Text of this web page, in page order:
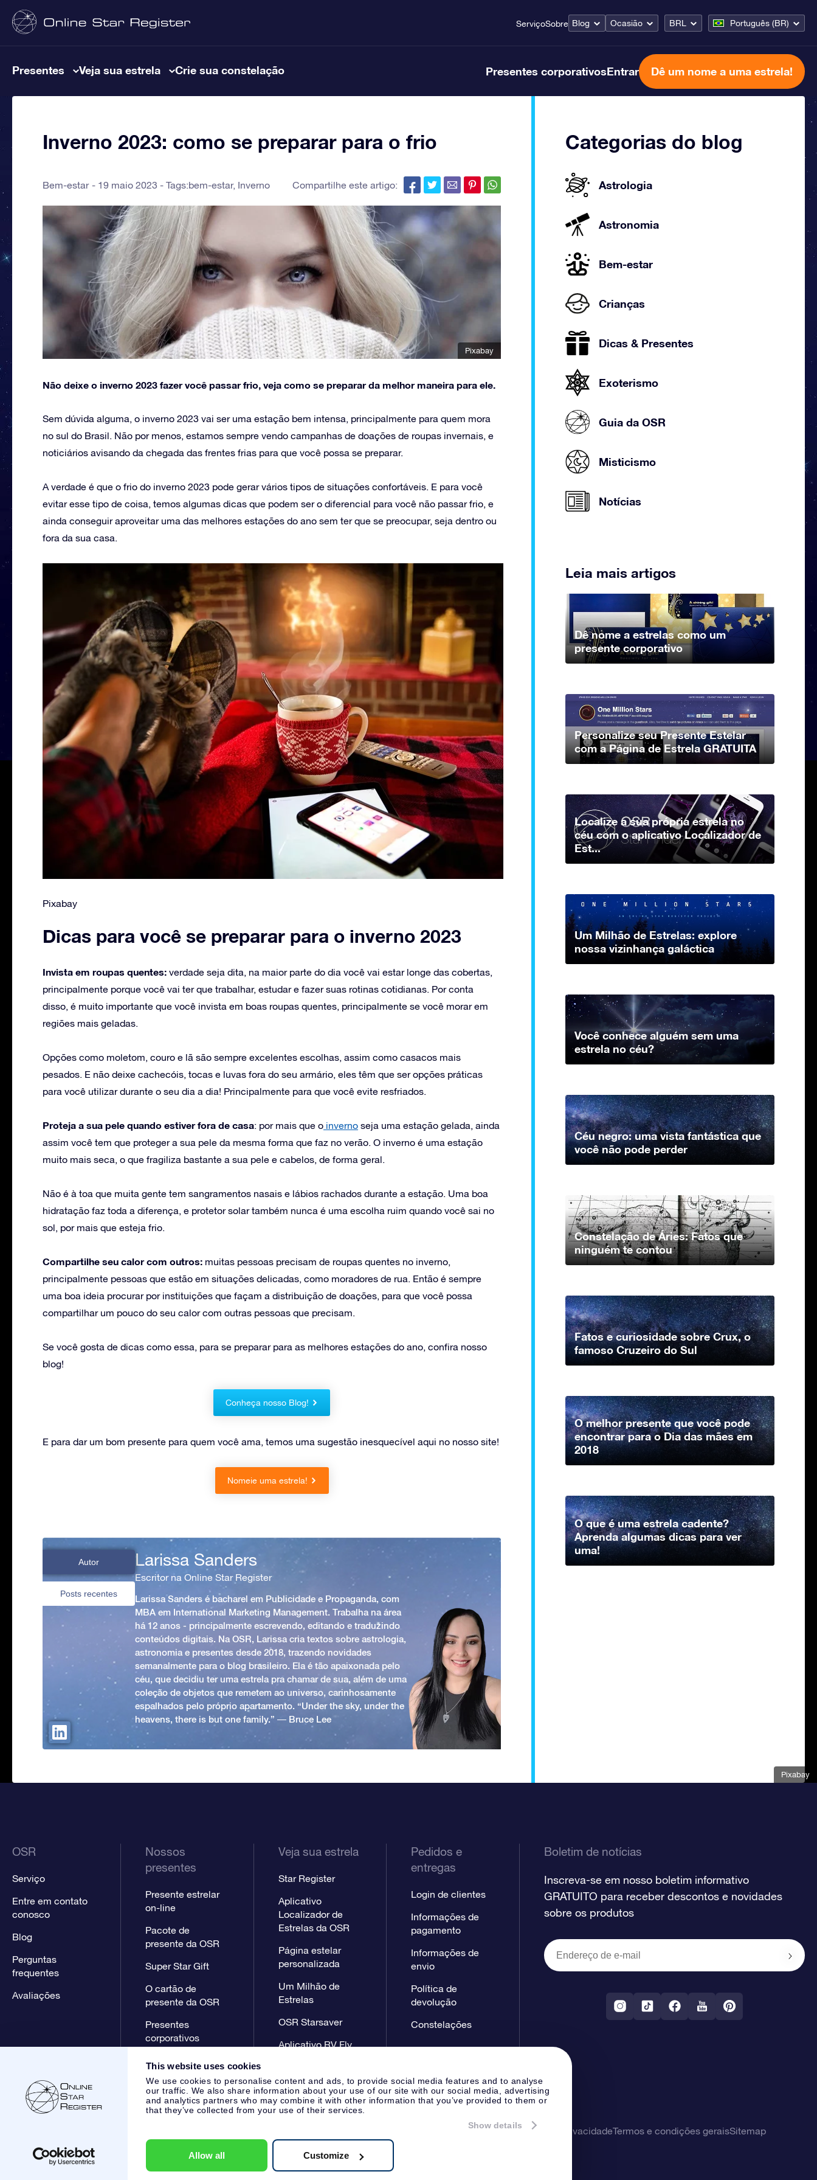
This website uses cookies
We use cookies to personalise content and ads, to provide social media features and to analyse
our traffic. We also share information about your use of our site with our social media, advertising
and analytics partners who may combine it with other information that you’ve provided to them or
that they’ve collected from your use of their services.
Show details
Allow all Customize
ServiçoSobre Blog Ocasião BRL Português (BR)
Presentes Veja sua estrela Crie sua constelação Presentes corporativosEntrar Dê um nome a uma estrela!
Inverno 2023: como se preparar para o frio
Bem-estar 19 maio 2023 - Tags:bem-estar, Inverno Compartilhe este artigo:
Pixabay
Não deixe o inverno 2023 fazer você passar frio, veja como se preparar da melhor maneira para ele.
Sem dúvida alguma, o inverno 2023 vai ser uma estação bem intensa, principalmente para quem mora
no sul do Brasil. Não por menos, estamos sempre vendo campanhas de doações de roupas invernais, e
noticiários avisando da chegada das frentes frias para que você possa se preparar.
A verdade é que o frio do inverno 2023 pode gerar vários tipos de situações confortáveis. E para você
evitar esse tipo de coisa, temos algumas dicas que podem ser o diferencial para você não passar frio, e
ainda conseguir aproveitar uma das melhores estações do ano sem ter que se preocupar, seja dentro ou
fora da sua casa.
Pixabay
Pixabay
Dicas para você se preparar para o inverno 2023
Invista em roupas quentes: verdade seja dita, na maior parte do dia você vai estar longe das cobertas,
principalmente porque você vai ter que trabalhar, estudar e fazer suas rotinas cotidianas. Por conta
disso, é muito importante que você invista em boas roupas quentes, principalmente se você morar em
regiões mais geladas.
Opções como moletom, couro e lã são sempre excelentes escolhas, assim como casacos mais
pesados. E não deixe cachecóis, tocas e luvas fora do seu armário, eles têm que ser opções práticas
para você utilizar durante o seu dia a dia! Principalmente para que você evite resfriados.
Proteja a sua pele quando estiver fora de casa: por mais que o inverno seja uma estação gelada, ainda
assim você tem que proteger a sua pele da mesma forma que faz no verão. O inverno é uma estação
muito mais seca, o que fragiliza bastante a sua pele e cabelos, de forma geral.
Não é à toa que muita gente tem sangramentos nasais e lábios rachados durante a estação. Uma boa
hidratação faz toda a diferença, e protetor solar também nunca é uma escolha ruim quando você sai no
sol, por mais que esteja frio.
Compartilhe seu calor com outros: muitas pessoas precisam de roupas quentes no inverno,
principalmente pessoas que estão em situações delicadas, como moradores de rua. Então é sempre
uma boa ideia procurar por instituições que façam a distribuição de doações, para que você possa
compartilhar um pouco do seu calor com outras pessoas que precisam.
Se você gosta de dicas como essa, para se preparar para as melhores estações do ano, confira nosso
blog!
Conheça nosso Blog!
E para dar um bom presente para quem você ama, temos uma sugestão inesquecível aqui no nosso site!
Nomeie uma estrela!
Autor
Posts recentes
Larissa Sanders
Escritor na Online Star Register
Larissa Sanders é bacharel em Publicidade e Propaganda, com
MBA em International Marketing Management. Trabalha na área
há 12 anos - principalmente escrevendo, editando e traduzindo
conteúdos digitais. Na OSR, Larissa cria textos sobre astrologia,
astronomia e presentes desde 2018, trazendo novidades
semanalmente para o blog brasileiro. Ela é tão apaixonada pelo
céu, que decidiu ter uma estrela pra chamar de sua, além de uma
coleção de objetos que remetem ao universo, carinhosamente
espalhados pelo próprio apartamento. “Under the sky, under the
heavens, there is but one family.” ― Bruce Lee
Categorias do blog
Astrologia
Astronomia
Bem-estar
Crianças
Dicas & Presentes
Exoterismo
Guia da OSR
Misticismo
Notícias
Leia mais artigos
Dê nome a estrelas como um
presente corporativo
Personalize seu Presente Estelar
com a Página de Estrela GRATUITA
Localize a sua própria estrela no
céu com o aplicativo Localizador de
Est...
Um Milhão de Estrelas: explore
nossa vizinhança galáctica
Você conhece alguém sem uma
estrela no céu?
Céu negro: uma vista fantástica que
você não pode perder
Constelação de Áries: Fatos que
ninguém te contou
Fatos e curiosidade sobre Crux, o
famoso Cruzeiro do Sul
O melhor presente que você pode
encontrar para o Dia das mães em
2018
O que é uma estrela cadente?
Aprenda algumas dicas para ver
uma!
OSR
Serviço
Entre em contato
conosco
Blog
Perguntas
frequentes
Avaliações
Nossos
presentes
Presente estrelar
on-line
Pacote de
presente da OSR
Super Star Gift
O cartão de
presente da OSR
Presentes
corporativos
Veja sua estrela
Star Register
Aplicativo
Localizador de
Estrelas da OSR
Página estelar
personalizada
Um Milhão de
Estrelas
OSR Starsaver
Aplicativo RV Fly
Pedidos e
entregas
Login de clientes
Informações de
pagamento
Informações de
envio
Política de
devolução
Constelações
Boletim de notícias
Inscreva-se em nosso boletim informativo
GRATUITO para receber descontos e novidades
sobre os produtos
Atendimento ao cliente:
KVK: 60333553, VAT: NL 8538.62.722B01
Página de imprensaDeclaração de privacidadeTermos e condições geraisSitemap